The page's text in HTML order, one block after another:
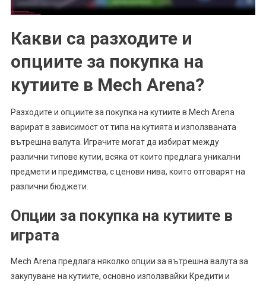
Какви са разходите и
опциите за покупка на
кутиите в Mech Arena?
Разходите и опциите за покупка на кутиите в Mech Arena
варират в зависимост от типа на кутията и използваната
вътрешна валута. Играчите могат да избират между
различни типове кутии, всяка от които предлага уникални
предмети и предимства, с ценови нива, които отговарят на
различни бюджети.
Опции за покупка на кутиите в
играта
Mech Arena предлага няколко опции за вътрешна валута за
закупуване на кутиите, основно използвайки Кредити и